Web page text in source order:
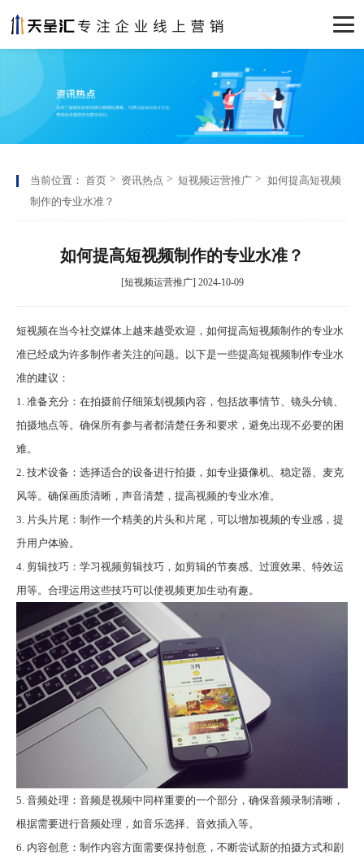
当前位置： 首页 资讯热点 短视频运营推广
如何提高短视频
制作的专业水准？
如何提高短视频制作的专业水准？
[短视频运营推广] 2024-10-09
短视频在当今社交媒体上越来越受欢迎，如何提高短视频制作的专业水
准已经成为许多制作者关注的问题。以下是一些提高短视频制作专业水
准的建议：
1. 准备充分：在拍摄前仔细策划视频内容，包括故事情节、镜头分镜、
拍摄地点等。确保所有参与者都清楚任务和要求，避免出现不必要的困
难。
2. 技术设备：选择适合的设备进行拍摄，如专业摄像机、稳定器、麦克
风等。确保画质清晰，声音清楚，提高视频的专业水准。
3. 片头片尾：制作一个精美的片头和片尾，可以增加视频的专业感，提
升用户体验。
4. 剪辑技巧：学习视频剪辑技巧，如剪辑的节奏感、过渡效果、特效运
用等。合理运用这些技巧可以使视频更加生动有趣。
5. 音频处理：音频是视频中同样重要的一个部分，确保音频录制清晰，
根据需要进行音频处理，如音乐选择、音效插入等。
6. 内容创意：制作内容方面需要保持创意，不断尝试新的拍摄方式和剧